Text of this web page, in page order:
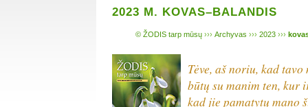
2023 M. KOVAS–BALANDIS
© ŽODIS tarp mūsų ››› Archyvas ››› 2023 ›››
Tėve, aš noriu, kad
būtų su manim ten, kur
kad jie pamatytų mano